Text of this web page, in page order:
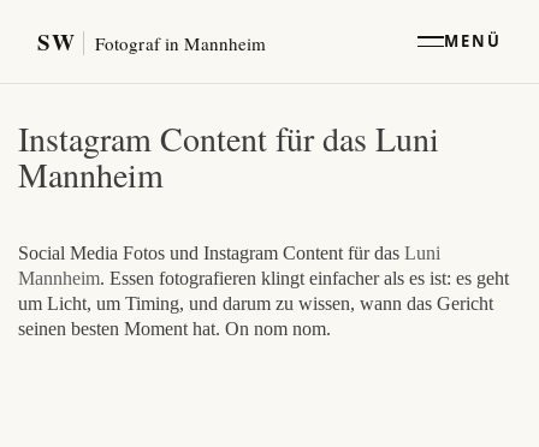
SW Fotograf in Mannheim MENÜ
Instagram Content für das Luni
Mannheim
Social Media Fotos und Instagram Content für das Luni
Mannheim. Essen fotografieren klingt einfacher als es ist: es geht
um Licht, um Timing, und darum zu wissen, wann das Gericht
seinen besten Moment hat. On nom nom.